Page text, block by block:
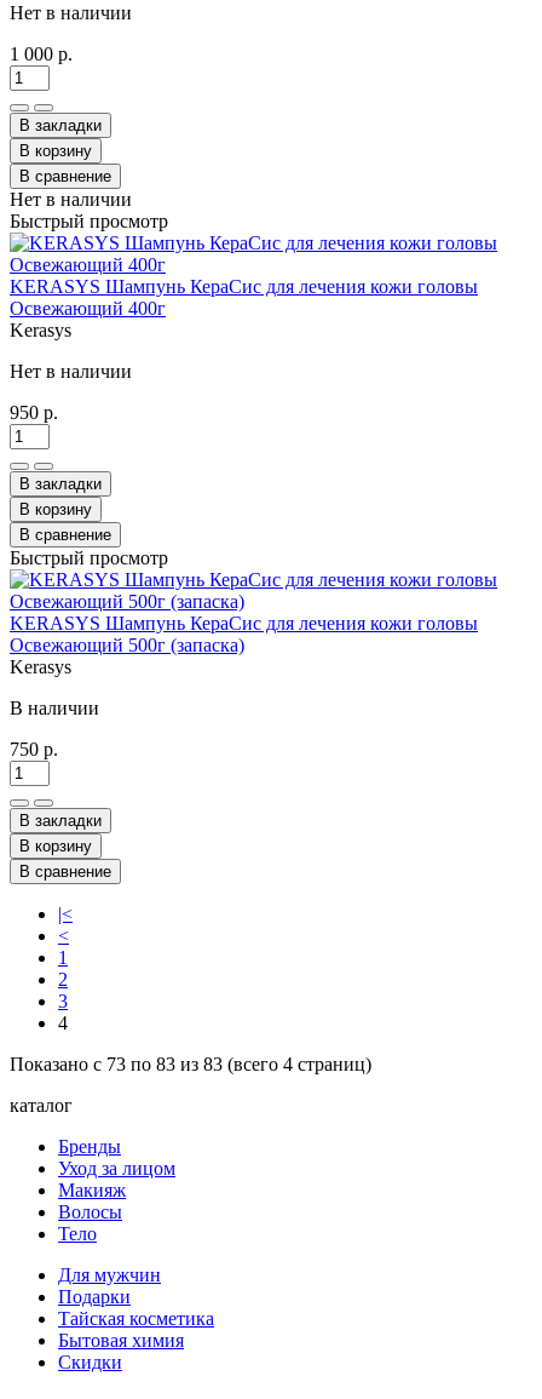
Нет в наличии
1 000 р.
В закладки
В корзину
В сравнение
Нет в наличии
Быстрый просмотр
KERASYS Шампунь КераСис для лечения кожи головы
Освежающий 400г
Kerasys
Нет в наличии
950 р.
В закладки
В корзину
В сравнение
Быстрый просмотр
KERASYS Шампунь КераСис для лечения кожи головы
Освежающий 500г (запаска)
Kerasys
В наличии
750 р.
В закладки
В корзину
В сравнение
|<
<
1
2
3
4
Показано с 73 по 83 из 83 (всего 4 страниц)
каталог
Бренды
Уход за лицом
Макияж
Волосы
Тело
Для мужчин
Подарки
Тайская косметика
Бытовая химия
Скидки